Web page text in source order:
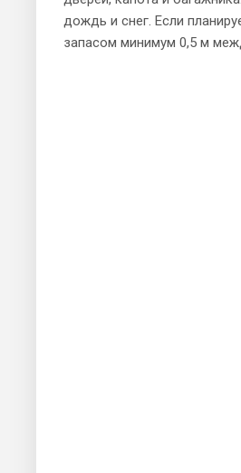
дождь и снег. Если
запасом минимум 0,5 м